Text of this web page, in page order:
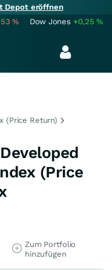
Depot eröffnen
% Dow Jones +0,25%
(Price Return)
(Price
Zum Portfolio
hinzufügen